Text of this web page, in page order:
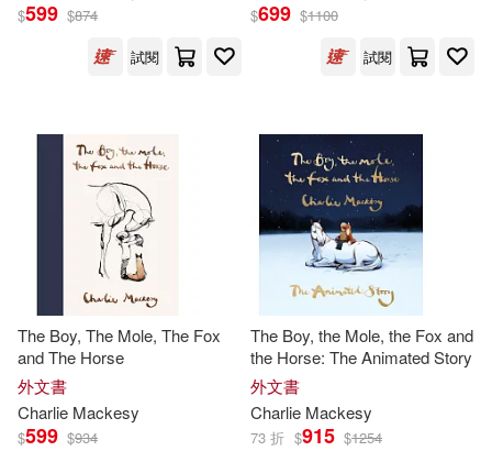
Charlie Mackesy(5)
Charlie (ILT)(3) Gumbel(2)
Nicky/ Mackesy(2)
查理．麥克斯(2)
維琪．卡威伊(2) Lee(1)
展開
出版社 (可複選)
Ingram(16) 天下雜誌(7)
Penguin Group UK(2)
皇冠(2)
Harper Collins USA(1)
$599 $874
試閱
$699 $1100
試閱
The Boy, The Mole, The Fox
and The Horse
外文書
Charlie Mackesy
$599 $934
The Boy, the Mole, the Fox and
the Horse: The Animated Story
外文書
Charlie Mackesy
73 折 $915 $1254